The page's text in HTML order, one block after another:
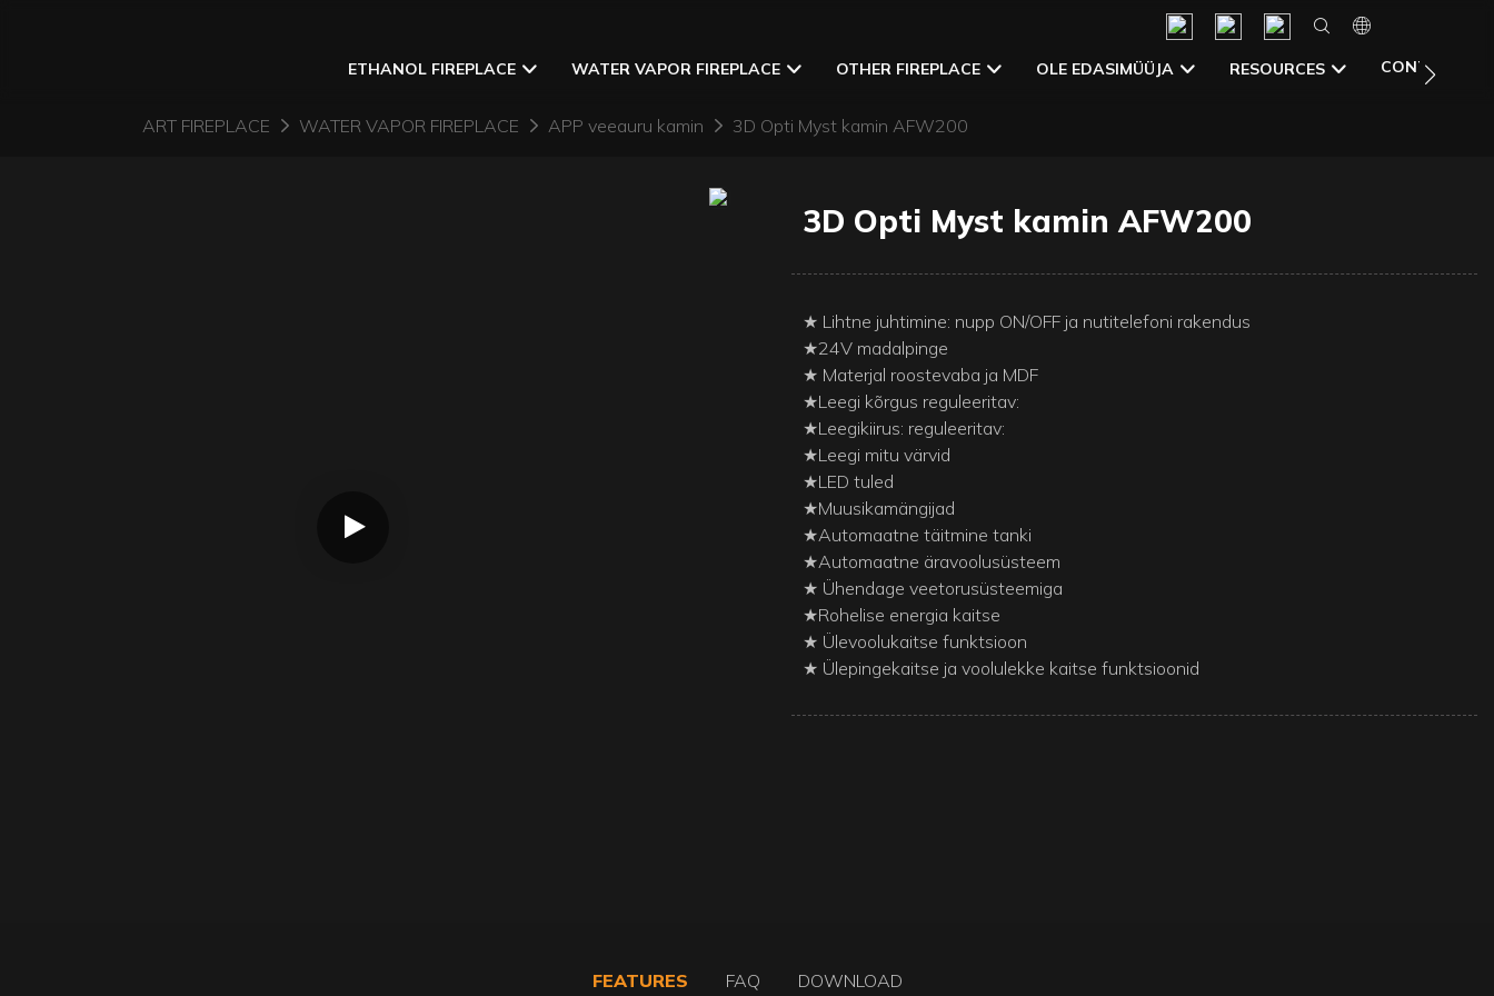
ETHANOL FIREPLACE WATER VAPOR FIREPLACE OTHER FIREPLACE OLE EDASIMÜÜJA RESOURCES CONTACT US
ART FIREPLACE WATER VAPOR FIREPLACE APP veeauru kamin 3D Opti Myst kamin AFW200
3D Opti Myst kamin AFW200
★ Lihtne juhtimine: nupp ON/OFF ja nutitelefoni rakendus
★24V madalpinge
★ Materjal roostevaba ja MDF
★Leegi kõrgus reguleeritav:
★Leegikiirus: reguleeritav:
★Leegi mitu värvid
★LED tuled
★Muusikamängijad
★Automaatne täitmine tanki
★Automaatne äravoolusüsteem
★ Ühendage veetorusüsteemiga
★Rohelise energia kaitse
★ Ülevoolukaitse funktsioon
★ Ülepingekaitse ja voolulekke kaitse funktsioonid
FEATURES FAQ DOWNLOAD